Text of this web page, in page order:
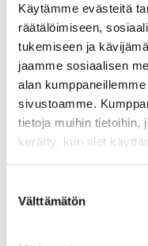
Käytämme evästeitä
räätälöimiseen,
tukemiseen ja
jaamme sosiaalisen
alan
sivustoamme.
tietoja muihin tietoihin,
kerätty, kun olet
valinta
Välttämätön
2027